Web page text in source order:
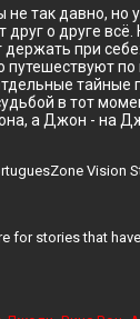
так давно, но
о друге всё.
при
путешествуют
тайные
в тот
а Джон - на
Vision
for stories that